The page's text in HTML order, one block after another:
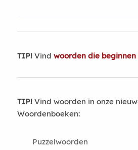
TIP!Vind woorden die
TIP!Vind woorden in onze
Woordenboeken:
Puzzelwoorden